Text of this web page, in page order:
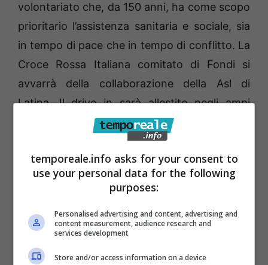
volontariato che, da 150 anni, ha come scopo
prioritario l’assistenza sanitaria e sociale, sia
in tempo di pace che in tempo di conflitto. La
Croce Rossa Italiana comitato di Fondi si
avvarrà della collaborazione della Asl di
Latina. Il drive in sarà allestito negli ampi
spazi di Piazzale delle Regioni in quanto l’area
di via Mola di Santa Maria sarà impegnata per
lo svolgimento del mercato settimanale.
I test saranno effettuati i giorni 2-3-4-5 e 6
gennaio, dalle 9 alle 16. L’elenco dei
nominativi di chi effettuerà il test sarà
comunicato tramite pec, entro il 30 dicembre,
temporeale.info asks for your consent to
use your personal data for the following
purposes:
Personalised advertising and content, advertising and
content measurement, audience research and
services development
Store and/or access information on a device